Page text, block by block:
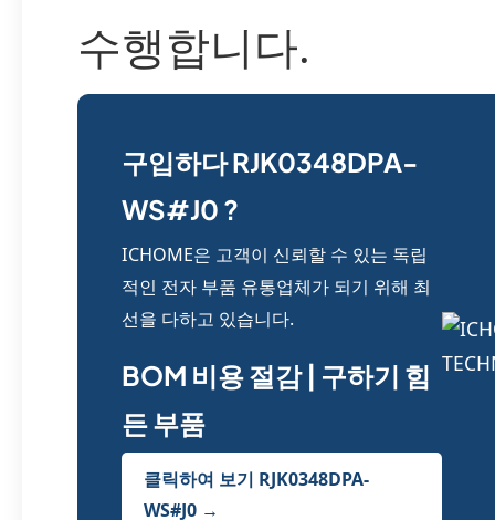
수행합니다.
구입하다 RJK0348DPA-
WS#J0 ?
ICHOME은 고객이 신뢰할 수 있는 독립
적인 전자 부품 유통업체가 되기 위해 최
선을 다하고 있습니다.
BOM 비용 절감 | 구하기 힘
든 부품
클릭하여 보기 RJK0348DPA-
WS#J0 →